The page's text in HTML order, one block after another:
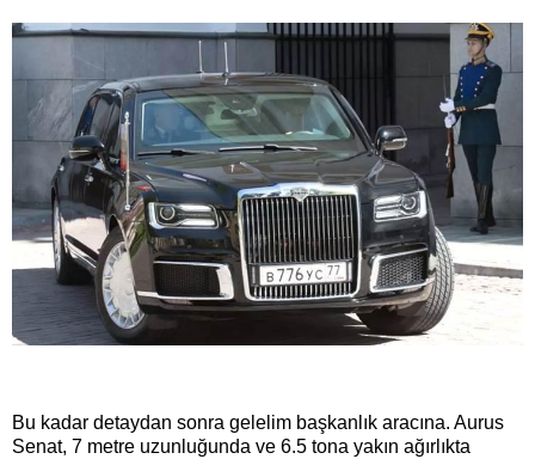
Bu kadar detaydan sonra gelelim başkanlık aracına. Aurus
Senat, 7 metre uzunluğunda ve 6.5 tona yakın ağırlıkta